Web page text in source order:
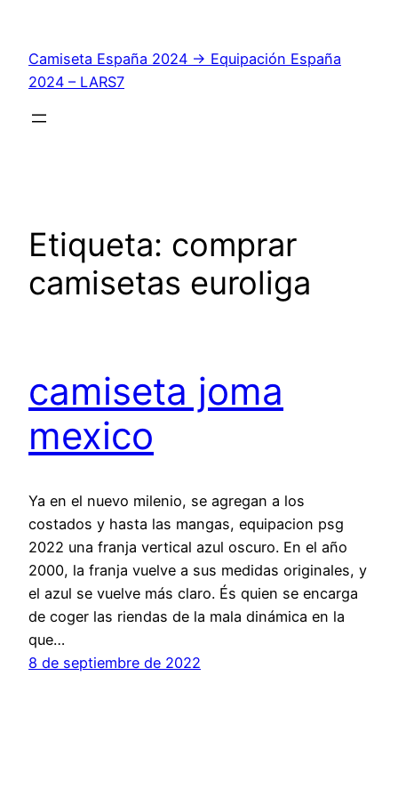
contenido
Camiseta España 2024 → Equipación España
2024 – LARS7
Etiqueta: comprar
camisetas euroliga
camiseta joma
mexico
Ya en el nuevo milenio, se agregan a los
costados y hasta las mangas, equipacion psg
2022 una franja vertical azul oscuro. En el año
2000, la franja vuelve a sus medidas originales, y
el azul se vuelve más claro. És quien se encarga
de coger las riendas de la mala dinámica en la
que…
8 de septiembre de 2022